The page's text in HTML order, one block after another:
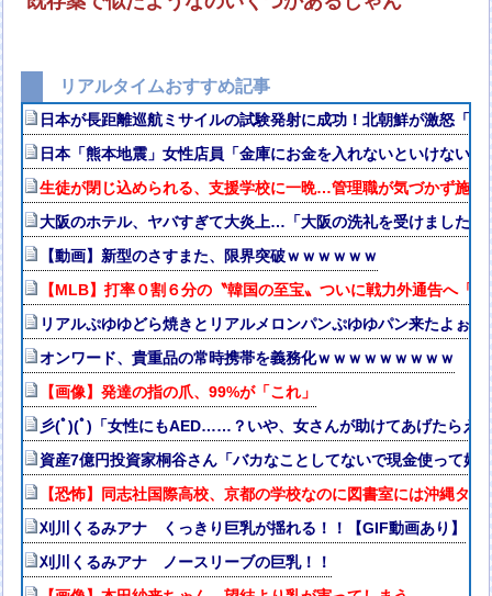
リアルタイムおすすめ記事
日本が長距離巡航ミサイルの試験発射に成功！北朝鮮が激怒「
日本「熊本地震」女性店員「金庫にお金を入れないといけない
生徒が閉じ込められる、支援学校に一晩…管理職が気づかず施錠
大阪のホテル、ヤバすぎて大炎上…「大阪の洗礼を受けました」
【動画】新型のさすまた、限界突破ｗｗｗｗｗｗ
【MLB】打率０割６分の〝韓国の至宝〟ついに戦力外通告へ「
リアルぷゆゆどら焼きとリアルメロンパンぷゆゆパン来たよぉ🥺
オンワード、貴重品の常時携帯を義務化ｗｗｗｗｗｗｗｗｗ
【画像】発達の指の爪、99%が「これ」
彡(ﾟ)(ﾟ)「女性にもAED……？いや、女さんが助けてあげたらえ
資産7億円投資家桐谷さん「バカなことしてないで現金使って好
【恐怖】同志社国際高校、京都の学校なのに図書室には沖縄タ
刈川くるみアナ くっきり巨乳が揺れる！！【GIF動画あり】
刈川くるみアナ ノースリーブの巨乳！！